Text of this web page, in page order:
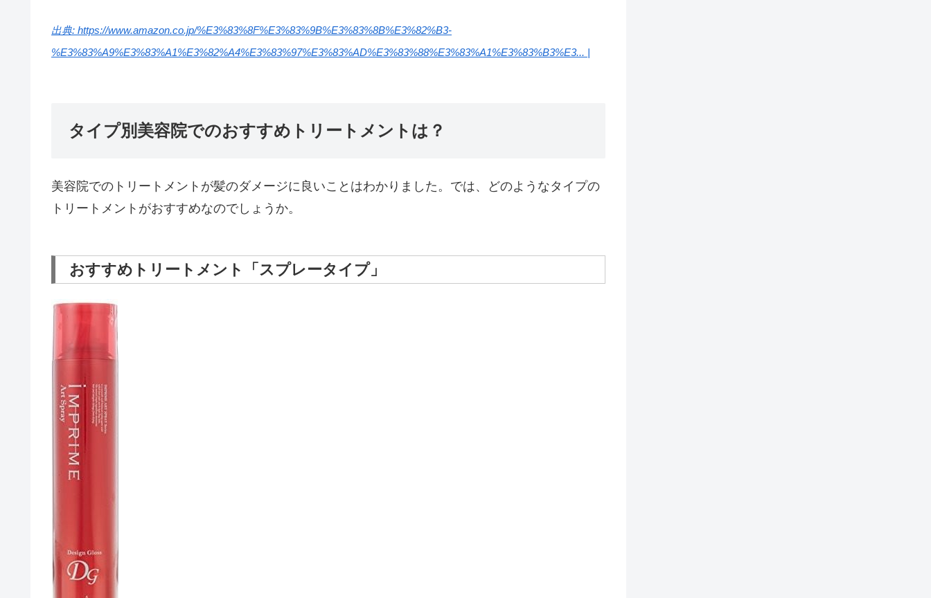
出典: https://www.amazon.co.jp/%E3%83%8F%E3%83%9B%E3%83%8B%E3%82%B3-
%E3%83%A9%E3%83%A1%E3%82%A4%E3%83%97%E3%83%AD%E3%83%88%E3%83%A1%E3%83%B3%E3... |
タイプ別美容院でのおすすめトリートメントは？
美容院でのトリートメントが髪のダメージに良いことはわかりました。では、どのようなタイプの
トリートメントがおすすめなのでしょうか。
おすすめトリートメント「スプレータイプ」